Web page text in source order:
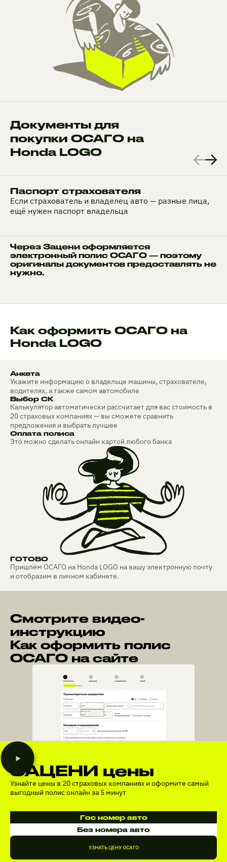
Документы для
покупки ОСАГО на
Honda LOGO
Паспорт страхователя
Если страхователь и владелец авто — разные лица,
ещё нужен паспорт владельца
Через Зацени оформляется
электронный полис ОСАГО — поэтому
оригиналы документов предоставлять не
нужно.
Как оформить ОСАГО на
Honda LOGO
Анкета
Укажите информацию о владельце машины, страхователе,
водителях, а также самом автомобиле
Выбор СК
Калькулятор автоматически рассчитает для вас стоимость в
20 страховых компаниях — вы сможете сравнить
предложения и выбрать лучшее
Оплата полиса
Это можно сделать онлайн картой любого банка
ГОТОВО
Пришлём ОСАГО на Honda LOGO на вашу электронную почту
и отобразим в личном кабинете.
Смотрите видео-
инструкцию
Как оформить полис
ОСАГО на сайте
ЗАЦЕНИ цены
Узнайте цены в 20 страховых компаниях и оформите самый
выгодный полис онлайн за 5 минут
Гос номер авто
Без номера авто
УЗНАТЬ ЦЕНУ ОСАГО